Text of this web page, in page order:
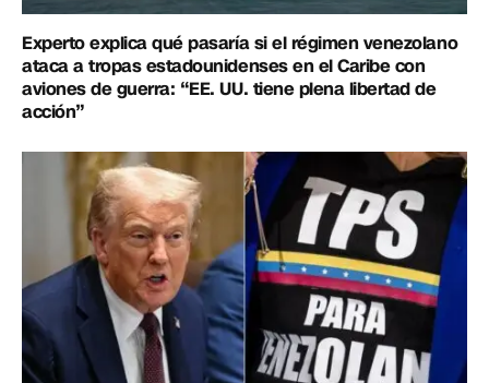
Experto explica qué pasaría si el régimen venezolano
ataca a tropas estadounidenses en el Caribe con
aviones de guerra: “EE. UU. tiene plena libertad de
acción”